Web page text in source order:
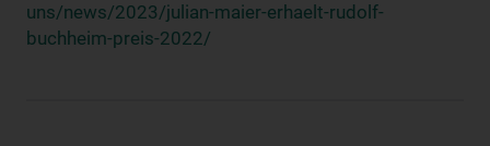
uns/news/2023/julian-maier-erhaelt-rudolf-
buchheim-preis-2022/